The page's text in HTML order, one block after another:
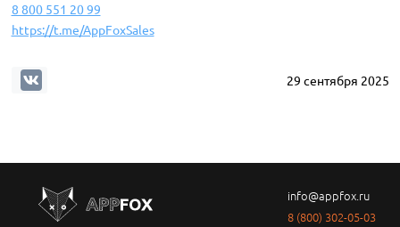
8 800 551 20 99
https://t.me/AppFoxSales
29 сентября 2025
info@appfox.ru
8 (800) 302-05-03